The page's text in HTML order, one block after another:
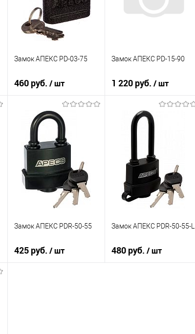
Замок АПЕКС PD-03-75
460 руб./ шт
В корзину
К сравнению
В избранное
В наличии
Замок АПЕКС PD-15-90
1 220 руб. / шт
В корзину
В избранное
В наличии
Замок АПЕКС PDR-50-55
425 руб./ шт
Замок АПЕКС PDR-50-55-L
480 руб. / шт